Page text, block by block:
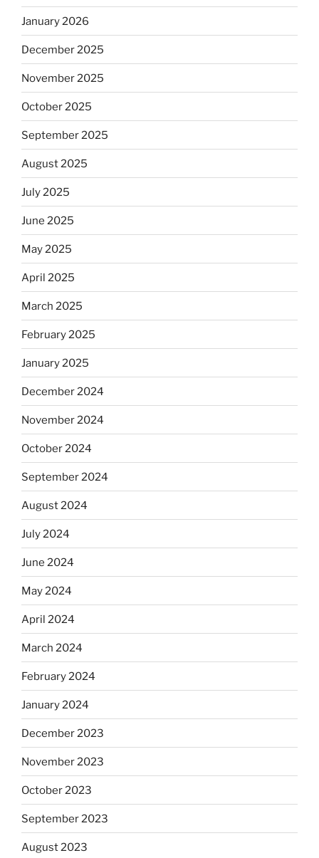
January 2026
December 2025
November 2025
October 2025
September 2025
August 2025
July 2025
June 2025
May 2025
April 2025
March 2025
February 2025
January 2025
December 2024
November 2024
October 2024
September 2024
August 2024
July 2024
June 2024
May 2024
April 2024
March 2024
February 2024
January 2024
December 2023
November 2023
October 2023
September 2023
August 2023